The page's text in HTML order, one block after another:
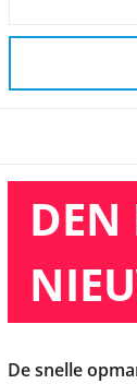
DEN
De snelle